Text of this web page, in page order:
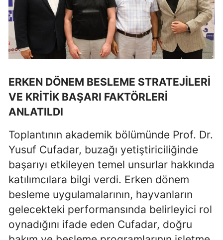
Muğla
Muş
Nevşehir
Ordu
Sakarya
Samsun
Siirt
Sinop
Sivas
Tekirdağ
ERKEN DÖNEM BESLEME STRATEJİLERİ
VE KRİTİK BAŞARI FAKTÖRLERİ
ANLATILDI
Toplantının akademik bölümünde Prof. Dr.
Yusuf Cufadar, buzağı yetiştiriciliğinde
başarıyı etkileyen temel unsurlar hakkında
katılımcılara bilgi verdi. Erken dönem
besleme uygulamalarının, hayvanların
gelecekteki performansında belirleyici rol
oynadığını ifade eden Cufadar, doğru